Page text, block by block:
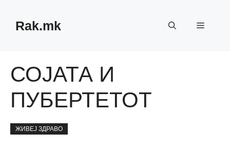
contentRak.mk Menu
СОЈАТА И
ПУБЕРТЕТОТ
ЖИВЕЈ ЗДРАВО